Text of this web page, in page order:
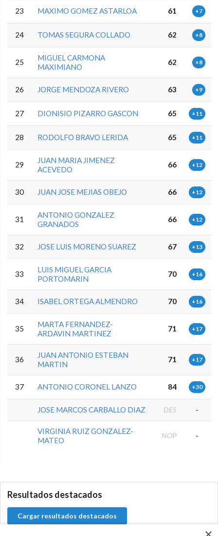
23 MAXIMO GOMEZ ASTARLOA 61 +7
24 TOMAS SEGURA COLLADO 62 +8
25
MIGUEL CARMONA
MAXIMIANO
62 +8
26 JORGE MENDOZA RIVERO 63 +9
27 DIONISIO PIZARRO GASCON 65 +11
28 RODOLFO BRAVO LERIDA 65 +11
29
JUAN MARIA JIMENEZ
ACEVEDO
66 +12
30 JUAN JOSE MEJIAS OBEJO 66 +12
31
ANTONIO GONZALEZ
GRANADOS
66 +12
32 JOSE LUIS MORENO SUAREZ 67 +13
33
LUIS MIGUEL GARCIA
PORTOMARIN
70 +16
34 ISABEL ORTEGA ALMENDRO 70 +16
35
MARTA FERNANDEZ-
ARDAVIN MARTINEZ
71 +17
36
JUAN ANTONIO ESTEBAN
MARTIN
71 +17
37 ANTONIO CORONEL LANZO 84 +30
JOSE MARCOS CARBALLO DIAZ DES -
VIRGINIA RUIZ GONZALEZ-
MATEO
NOP -
Resultados destacados
Cargar resultados destacados